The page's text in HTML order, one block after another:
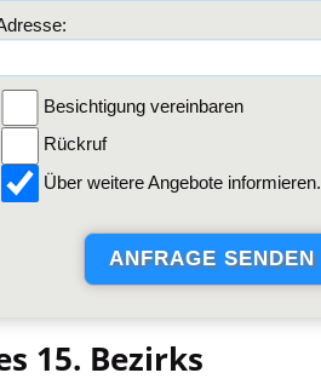
Besichtigung vereinbaren
Rückruf
Über weitere Angebote informieren.
15. Bezirks